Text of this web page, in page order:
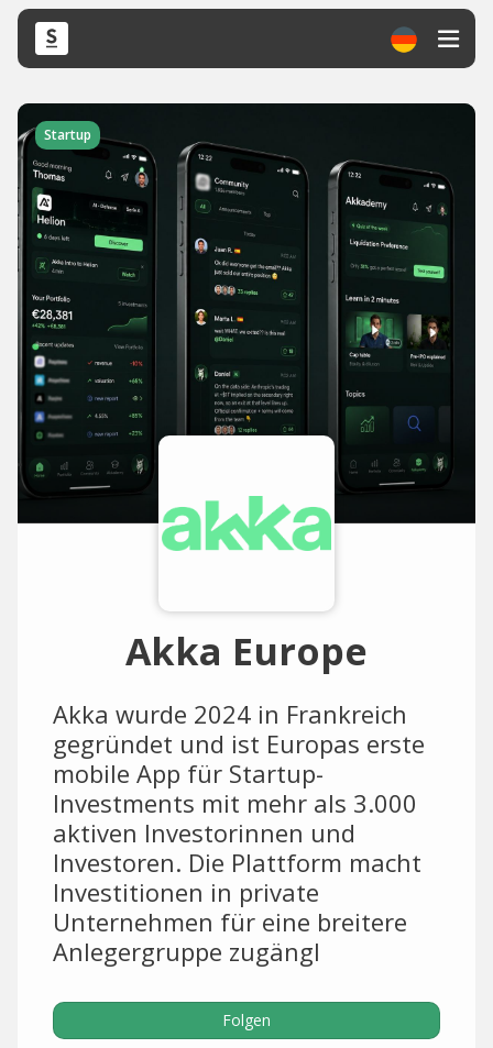
Startup
Akka Europe
Akka wurde 2024 in Frankreich
gegründet und ist Europas erste
mobile App für Startup-
Investments mit mehr als 3.000
aktiven Investorinnen und
Investoren. Die Plattform macht
Investitionen in private
Unternehmen für eine breitere
Anlegergruppe zugängl
Folgen